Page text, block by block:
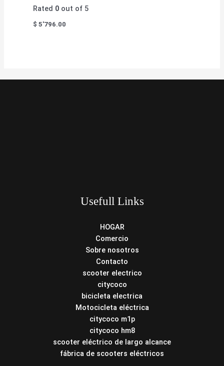
Rated 0 out of 5
$ 5'796.00
Usefull Links
HOGAR
Comercio
Sobre nosotros
Contacto
scooter electrico
citycoco
bicicleta electrica
Motocicleta eléctrica
citycoco m1p
citycoco hm8
scooter eléctrico de largo alcance
fábrica de scooters eléctricos